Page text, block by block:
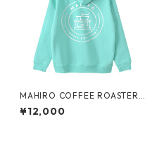
MAHIRO COFFEE ROASTERY
裏起毛Bigパーカー
¥12,000